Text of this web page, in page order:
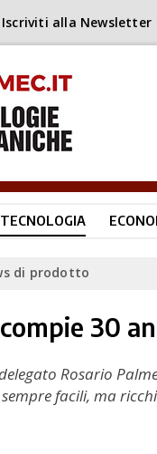
Iscriviti alla Newsletter
TECNOLOGIA
di prodotto
30
Rosario
facili, ma ricchi